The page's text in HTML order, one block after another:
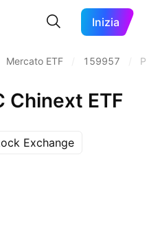
Inizia
Mercato ETF 159957
Chinext ETF
Exchange